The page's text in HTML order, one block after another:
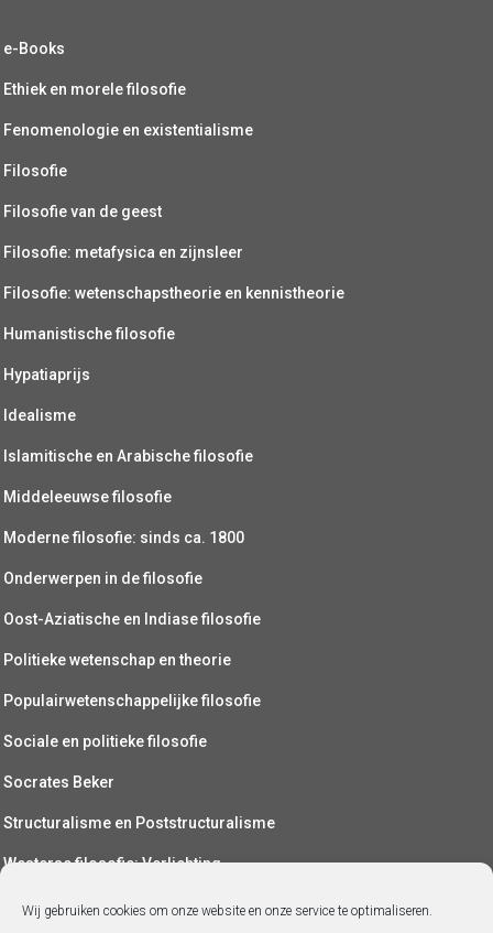
Wij gebruiken cookies om onze website en onze service te optimaliseren.
e-Books
Ethiek en morele filosofie
Fenomenologie en existentialisme
Filosofie
Filosofie van de geest
Filosofie: metafysica en zijnsleer
Filosofie: wetenschapstheorie en kennistheorie
Humanistische filosofie
Hypatiaprijs
Idealisme
Islamitische en Arabische filosofie
Middeleeuwse filosofie
Moderne filosofie: sinds ca. 1800
Onderwerpen in de filosofie
Oost-Aziatische en Indiase filosofie
Politieke wetenschap en theorie
Populairwetenschappelijke filosofie
Sociale en politieke filosofie
Socrates Beker
Structuralisme en Poststructuralisme
Westerse filosofie: Verlichting
Wetenschapsfilosofie